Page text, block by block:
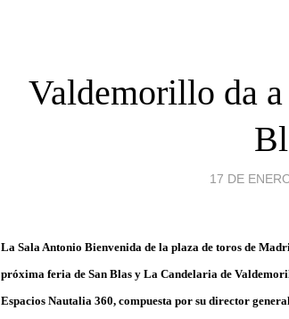
Valdemorillo da
17 DE
La Sala Antonio Bienvenida de la plaza de toros de
próxima feria de San Blas y La Candelaria de
Espacios Nautalia 360, compuesta por su director